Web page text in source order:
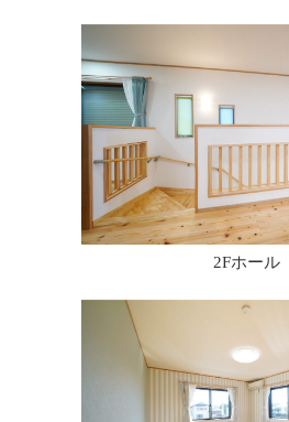
2Fホール